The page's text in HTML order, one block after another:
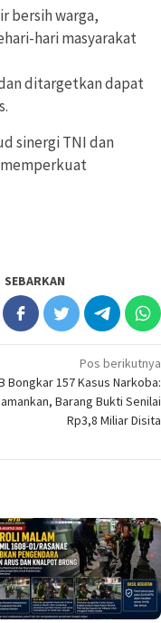
bersih warga,
hari masyarakat
ditargetkan dapat
sinergi TNI dan
SEBARKAN
Pos berikutnya
Bongkar 157 Kasus Narkoba:
Barang Bukti Senilai
Rp3,8 Miliar Disita